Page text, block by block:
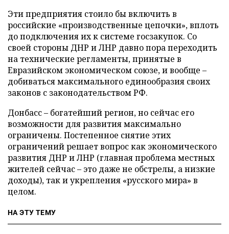
Эти предприятия стоило бы включить в
российские «производственные цепочки», вплоть
до подключения их к системе госзакупок. Со
своей стороны ДНР и ЛНР давно пора переходить
на технические регламенты, принятые в
Евразийском экономическом союзе, и вообще –
добиваться максимального единообразия своих
законов с законодательством РФ.
Донбасс – богатейший регион, но сейчас его
возможности для развития максимально
ограничены. Постепенное снятие этих
ограничений решает вопрос как экономического
развития ДНР и ЛНР (главная проблема местных
жителей сейчас – это даже не обстрелы, а низкие
доходы), так и укрепления «русского мира» в
целом.
НА ЭТУ ТЕМУ